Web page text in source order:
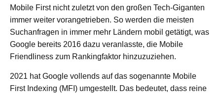
Mobile First nicht zuletzt von den großen Tech-Giganten
immer weiter vorangetrieben. So werden die meisten
Suchanfragen in immer mehr Ländern mobil getätigt, was
Google bereits 2016 dazu veranlasste, die Mobile
Friendliness zum Rankingfaktor hinzuzuziehen.
2021 hat Google vollends auf das sogenannte Mobile
First Indexing (MFI) umgestellt. Das bedeutet, dass reine